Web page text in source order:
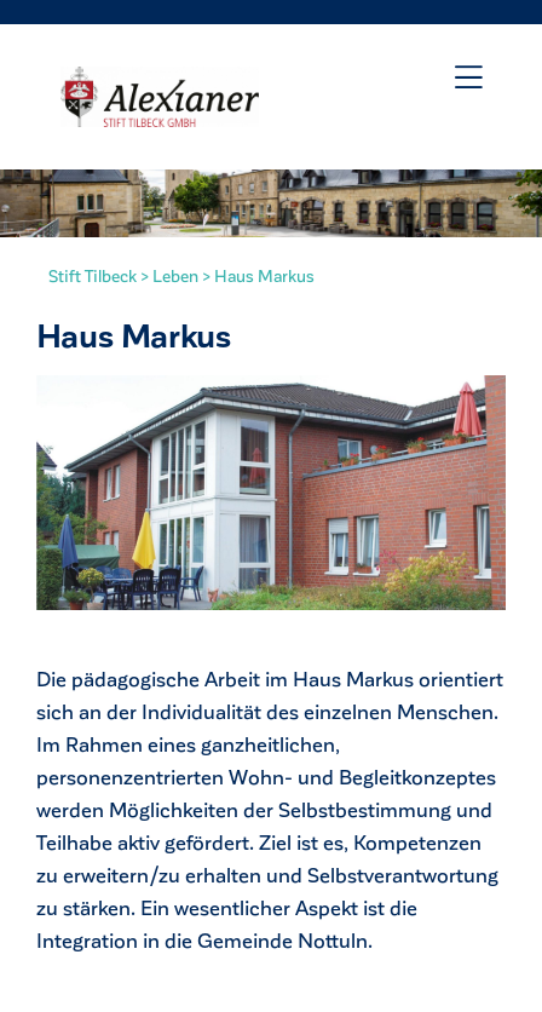
Stift Tilbeck > Leben > Haus Markus
Haus Markus
Die pädagogische Arbeit im Haus Markus orientiert
sich an der Individualität des einzelnen Menschen.
Im Rahmen eines ganzheitlichen,
personenzentrierten Wohn- und Begleitkonzeptes
werden Möglichkeiten der Selbstbestimmung und
Teilhabe aktiv gefördert. Ziel ist es, Kompetenzen
zu erweitern/zu erhalten und Selbstverantwortung
zu stärken. Ein wesentlicher Aspekt ist die
Integration in die Gemeinde Nottuln.